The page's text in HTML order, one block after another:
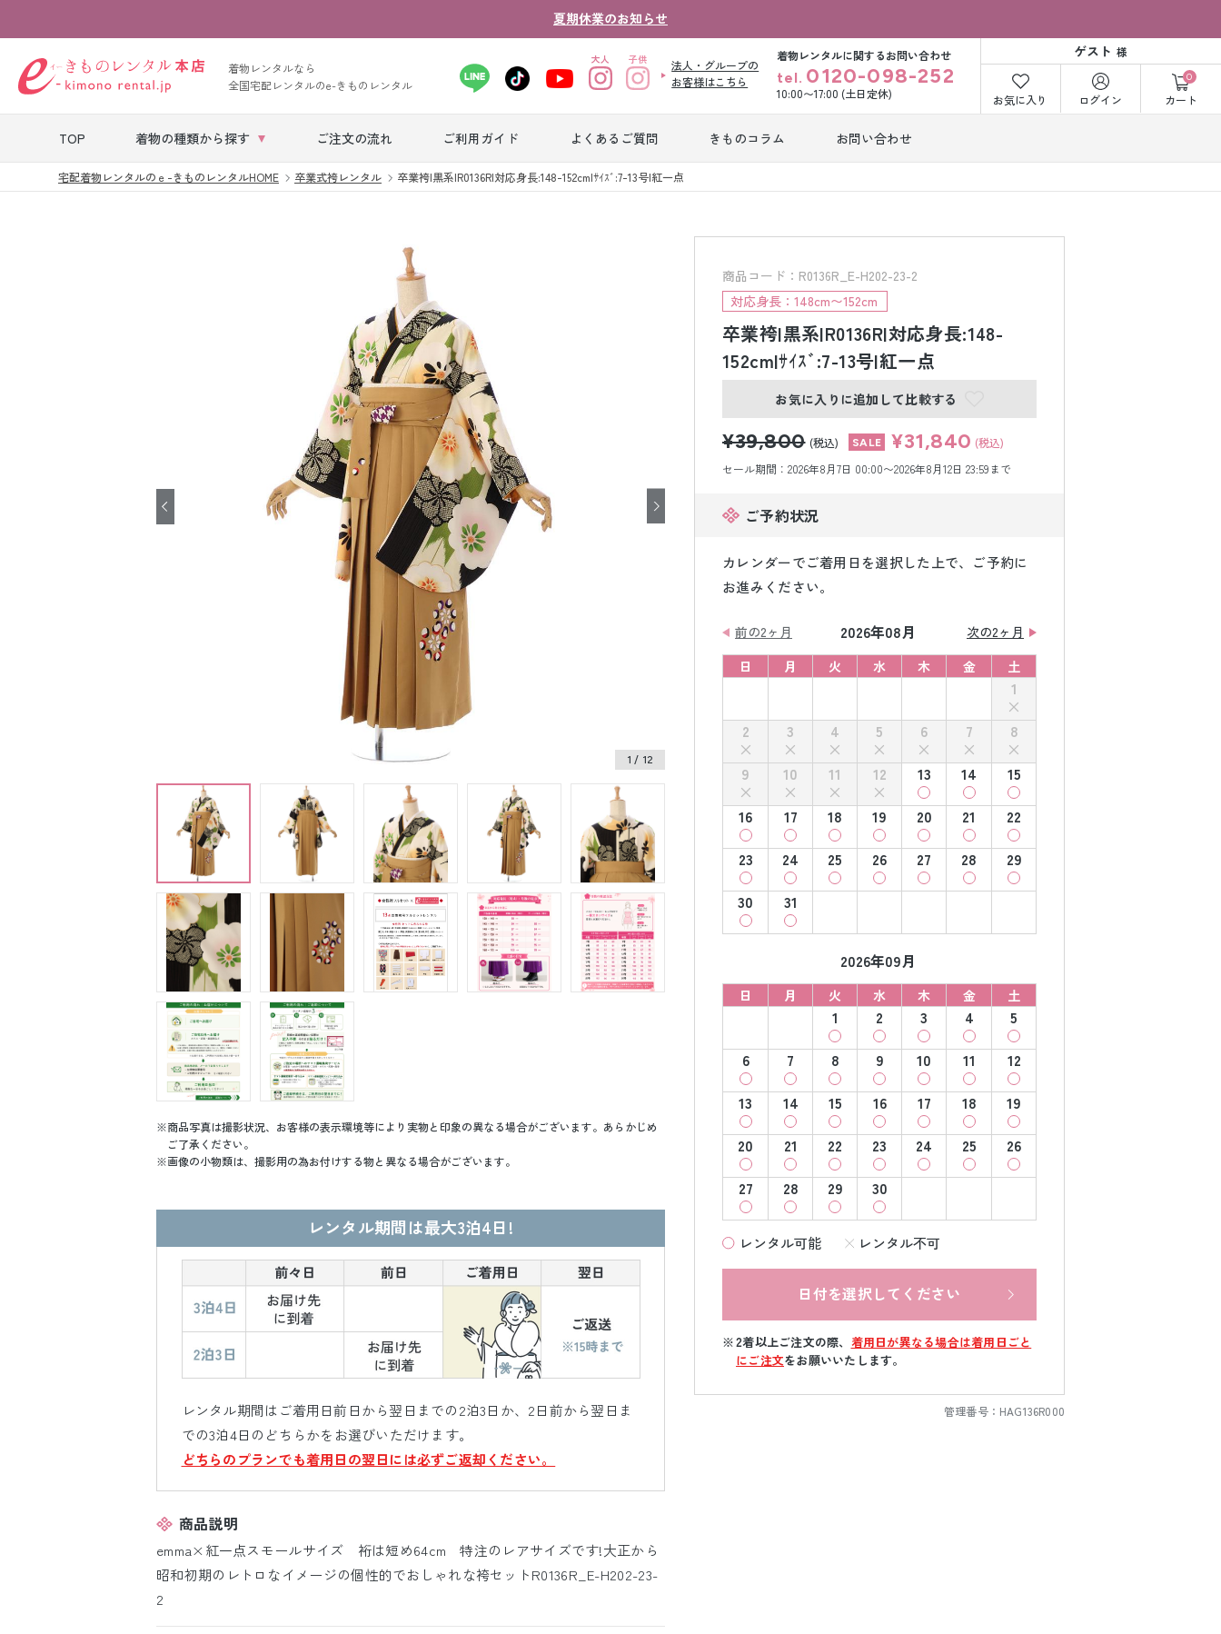
夏期休業のお知らせ
着物レンタルなら
全国宅配レンタルのe-きものレンタル
法人・グループの
お客様はこちら
着物レンタルに関するお問い合わせ
tel. 0120-098-252
10:00〜17:00 (土日定休)
ゲスト 様
お気に入り ログイン
0
カート
TOP 着物の種類から探す ご注文の流れ ご利用ガイド よくあるご質問 きものコラム お問い合わせ
七五三レンタル 振袖レンタル
卒業式袴レンタ
ル
産着レンタル
レンタル
ジュニア着物レ
ンタル
タル
男性礼装レンタ
ル
色打掛&紋付袴
レンタル
白無垢&紋付袴
小物販売品
宅配着物レンタルのｅ-きものレンタルHOME 卒業式袴レンタル 卒業袴|黒系|R0136R|対応身長:148-152cm|ｻｲｽﾞ:7-13号|紅一点
商品コード：R0136R_E-H202-23-2
対応身長：148cm〜152cm
卒業袴|黒系|R0136R|対応身長:148-
152cm|ｻｲｽﾞ:7-13号|紅一点
お気に入りに追加して比較する
¥39,800 (税込) ¥31,840 (税込)
セール期間：2026年8月7日 00:00〜2026年8月12日 23:59まで
ご予約状況
カレンダーでご着用日を選択した上で、ご予約に
お進みください。
前の2ヶ月 2026年08月
次の2ヶ月
日
月 火 水 木 金 土
1
2
3 4 5 6 7
8
9
10 11 12 13 14
15
16
17 18 19 20 21
22
23
24 25 26 27 28
29
30
31
2026年09月
日 月 火 水 木 金 土
1 2 3 4
5
6
7 8 9 10 11
12
13
14 15 16 17 18
19
20
21 22 23 24 25
26
27
28 29 30
レンタル可能 レンタル不可
日付を選択してください
2着以上ご注文の際、 着用日が異なる場合は着用日ごと
にご注文をお願いいたします。
管理番号： HAG136R000
1 / 12
商品写真は撮影状況、お客様の表示環境等により実物と印象の異なる場合がございます。あらかじめ
ご了承ください。
画像の小物類は、撮影用の為お付けする物と異なる場合がございます。
レンタル期間は最大3泊4日!
レンタル期間はご着用日前日から翌日までの2泊3日か、2日前から翌日ま
での3泊4日のどちらかをお選びいただけます。
どちらのプランでも着用日の翌日には必ずご返却ください。
商品説明
emma×紅一点スモールサイズ 裄は短め64cm 特注のレアサイズです!大正から
昭和初期のレトロなイメージの個性的でおしゃれな袴セットR0136R_E-H202-23-
2